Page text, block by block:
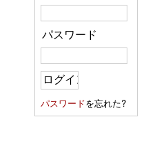
パスワード
パスワードを忘れた?